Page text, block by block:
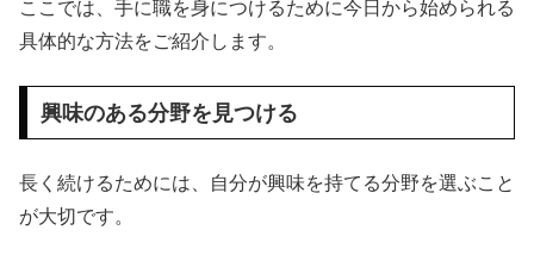
ここでは、手に職を身につけるために今日から始められる
具体的な方法をご紹介します。
興味のある分野を見つける
長く続けるためには、自分が興味を持てる分野を選ぶこと
が大切です。